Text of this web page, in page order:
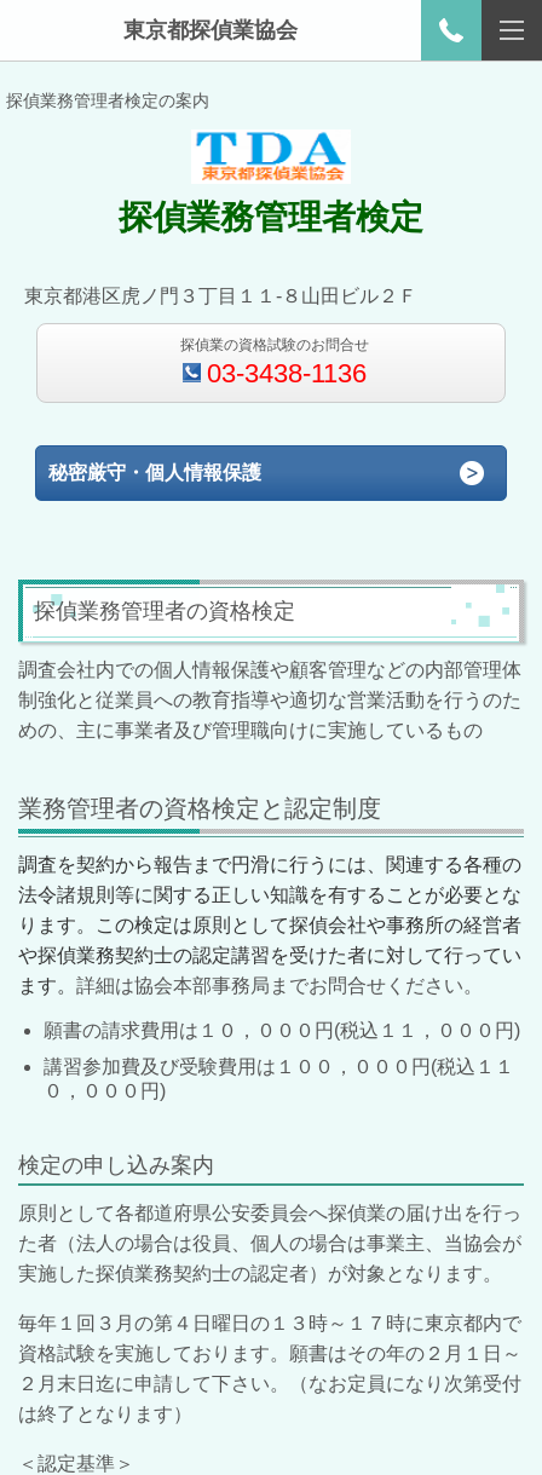
東京都探偵業協会
探偵業務管理者検定の案内
探偵業務管理者検定
東京都港区虎ノ門３丁目１１-８山田ビル２Ｆ
探偵業の資格試験のお問合せ
03-3438-1136
秘密厳守・個人情報保護
探偵業務管理者の資格検定
調査会社内での個人情報保護や顧客管理などの内部管理体
制強化と従業員への教育指導や適切な営業活動を行うのた
めの、主に事業者及び管理職向けに実施しているもの
業務管理者の資格検定と認定制度
調査を契約から報告まで円滑に行うには、関連する各種の
法令諸規則等に関する正しい知識を有することが必要とな
ります。この検定は原則として探偵会社や事務所の経営者
や探偵業務契約士の認定講習を受けた者に対して行ってい
ます。 詳細は協会本部事務局までお問合せください。
願書の請求費用は１０，０００円(税込１１，０００円)
講習参加費及び受験費用は１００，０００円(税込１１
０，０００円)
検定の申し込み案内
原則として各都道府県公安委員会へ探偵業の届け出を行っ
た者（法人の場合は役員、個人の場合は事業主、当協会が
実施した探偵業務契約士の認定者）が対象となります。
毎年１回３月の第４日曜日の１３時～１７時に東京都内で
資格試験を実施しております。願書はその年の２月１日～
２月末日迄に申請して下さい。（なお定員になり次第受付
は終了となります）
＜認定基準＞